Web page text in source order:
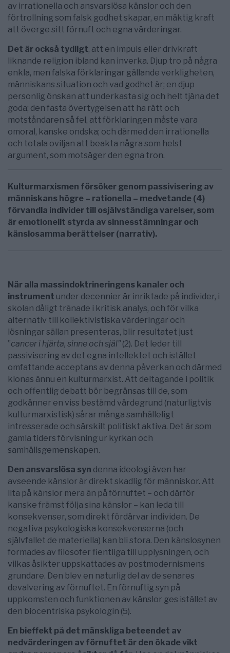
av irrationella och ansvarslösa känslor och den
förtrollning som falsk godhet skapar, en mäktig kraft
att överge sitt förnuft och egna värderingar.
Det är också tydligt, att en impuls eller drivkraft
liknande religion ibland kan inverka. Djup tro på några
enkla, men falska förklaringar gällande verkligheten,
människans situation och vad godhet är; en djup
personlig önskan att underkasta sig och helt tjäna det
goda; den fasta övertygelsen att ha rätt och
motståndaren så fel, att förklaringen måste vara
omoral, kanske ondska; och därmed den irrationella
och totala oviljan att beakta några som helst
argument, som motsäger den egna tron.
Kulturmarxismen försöker genom passivisering av
människans högre – rationella – medvetande (4)
förvandla individer till osjälvständiga varelser, som
är emotionellt styrda av sinnesstämningar och
känslosamma berättelser (narrativ).
När alla massindoktrineringens kanaler och
instrument under decennier är inriktade på individer, i
skolan dåligt tränade i kritisk analys, och för vilka
alternativ till kollektivistiska värderingar och
lösningar sällan presenteras, blir resultatet just
”cancer i hjärta, sinne och själ”(2). Det leder till
passivisering av det egna intellektet och istället
omfattande acceptans av denna påverkan och därmed
klonas ännu en kulturmarxist. Att deltagande i politik
och offentlig debatt bör begränsas till de, som
godkänner en viss bestämd värdegrund (naturligtvis
kulturmarxistisk) sårar många samhälleligt
intresserade och särskilt politiskt aktiva. Det är som
gamla tiders förvisning ur kyrkan och
samhällsgemenskapen.
Den ansvarslösa syn denna ideologi även har
avseende känslor är direkt skadlig för människor. Att
lita på känslor mera än på förnuftet – och därför
kanske främst följa sina känslor – kan leda till
konsekvenser, som direkt fördärvar individen. De
negativa psykologiska konsekvenserna (och
självfallet de materiella) kan bli stora. Den känslosynen
formades av filosofer fientliga till upplysningen, och
vilkas åsikter uppskattades av postmodernismens
grundare. Den blev en naturlig del av de senares
devalvering av förnuftet. En förnuftig syn på
uppkomsten och funktionen av känslor ges istället av
den biocentriska psykologin (5).
En bieffekt på det mänskliga beteendet av
nedvärderingen av förnuftet är den ökade vikt